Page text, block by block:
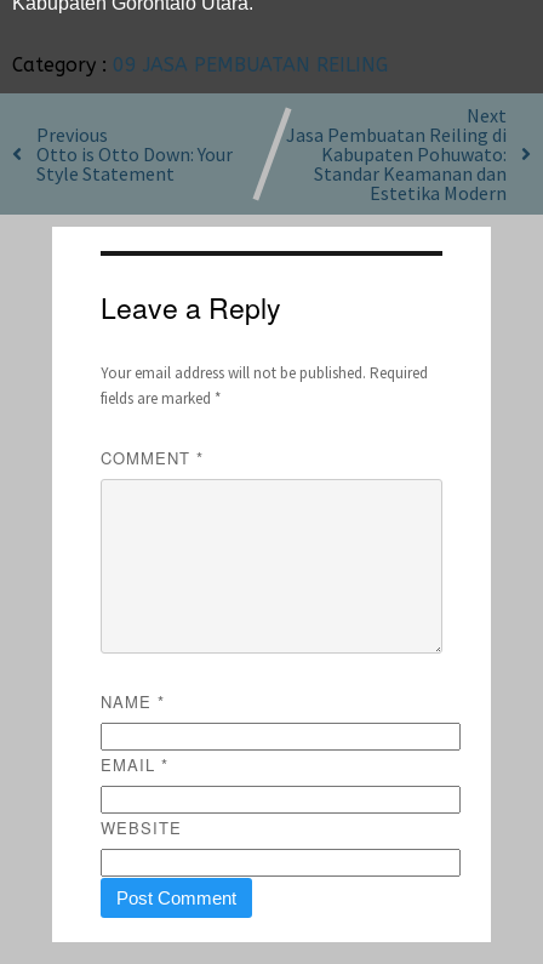
Category : 09 JASA PEMBUATAN REILING
Previous
Otto is Otto Down: Your
Style Statement
Next
Jasa Pembuatan Reiling di
Kabupaten Pohuwato:
Standar Keamanan dan
Estetika Modern
Leave a Reply
Your email address will not be published. Required
fields are marked *
COMMENT *
NAME *
EMAIL *
WEBSITE